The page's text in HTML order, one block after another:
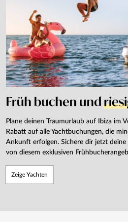
Früh buchen und
Plane deinen Traumurlaub auf Ibiza im
Rabatt auf alle Yachtbuchungen, die
Ankunft erfolgen. Sichere dir jetzt
von diesem exklusiven
Zeige Yachten